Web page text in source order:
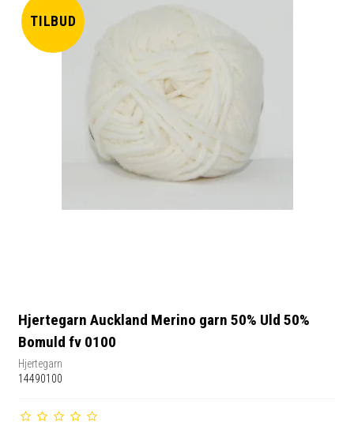
TILBUD
Hjertegarn Auckland Merino garn 50% Uld 50%
Bomuld fv 0100
Hjertegarn
14490100